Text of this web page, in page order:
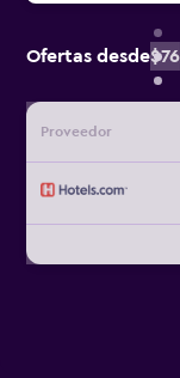
Ofertas desde$76
Proveedor